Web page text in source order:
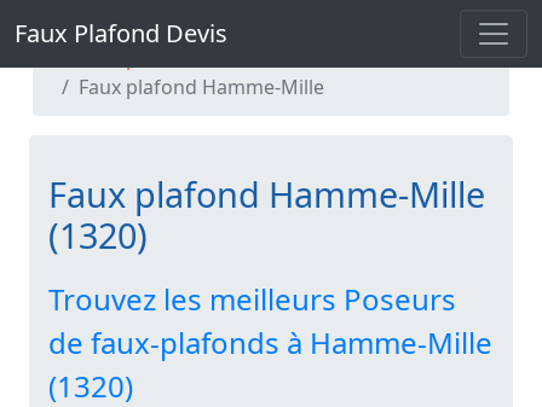
Faux Plafond Devis
Faux Plafond Devis
Faux plafond Hamme-Mille
Faux plafond Hamme-Mille
(1320)
Trouvez les meilleurs Poseurs
de faux-plafonds à Hamme-Mille
(1320)